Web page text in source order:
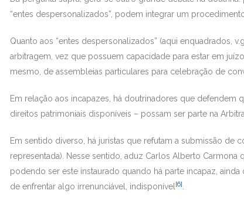
“entes despersonalizados”, podem integrar um
Quanto aos “entes despersonalizados” (aqui enquadrados,
arbitragem, vez que possuem capacidade para estar em
mesmo, de assembleias particulares para celebração de
Em relação aos incapazes, há doutrinadores que
direitos patrimoniais disponíveis – possam ser parte na
Em sentido diverso, há juristas que refutam a submissão de
representada). Nesse sentido, aduz Carlos Alberto
podendo ser este instaurado quando há parte incapaz,
de enfrentar algo irrenunciável, indisponível[6].